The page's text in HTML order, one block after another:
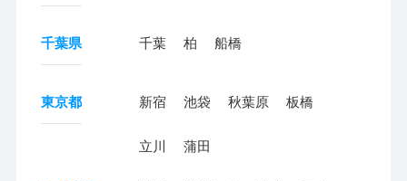
千葉県 千葉 柏 船橋
東京都 新宿 池袋 秋葉原 板橋
立川 蒲田